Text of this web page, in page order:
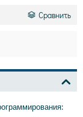
Сравнить